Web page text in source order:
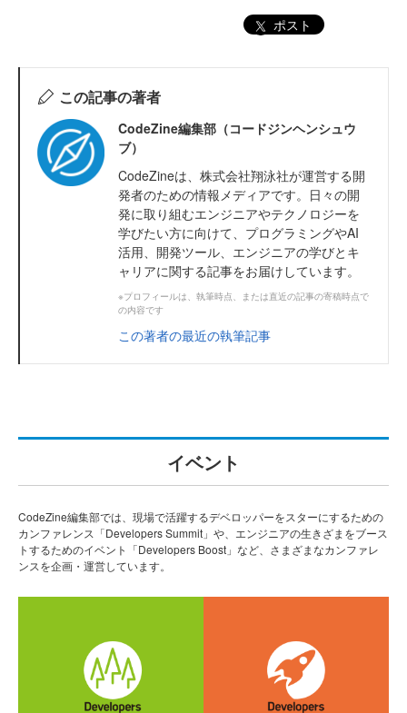
ポスト
この記事の著者
CodeZine編集部（コードジンヘンシュウ
ブ）
CodeZineは、株式会社翔泳社が運営する開
発者のための情報メディアです。日々の開
発に取り組むエンジニアやテクノロジーを
学びたい方に向けて、プログラミングやAI
活用、開発ツール、エンジニアの学びとキ
ャリアに関する記事をお届けしています。
※プロフィールは、執筆時点、または直近の記事の寄稿時点で
の内容です
この著者の最近の執筆記事
イベント
CodeZine編集部では、現場で活躍するデベロッパーをスターにするための
カンファレンス「Developers Summit」や、エンジニアの生きざまをブース
トするためのイベント「Developers Boost」など、さまざまなカンファレ
ンスを企画・運営しています。